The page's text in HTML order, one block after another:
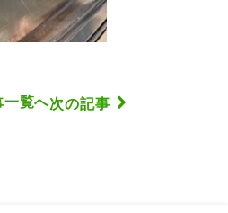
一覧へ次の記事